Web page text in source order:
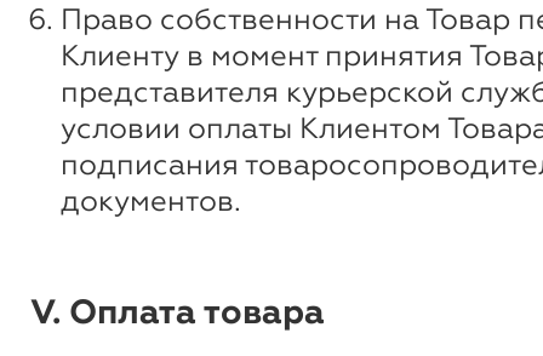
Право собственности на Товар
Клиенту в момент принятия
представителя курьерской
условии оплаты Клиентом
подписания
документов.
V. Оплата товара